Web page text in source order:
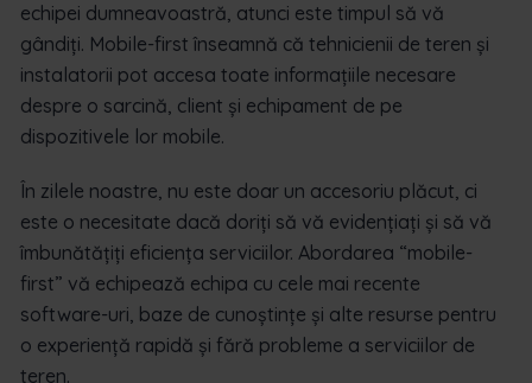
echipei dumneavoastră, atunci este timpul să vă
gândiți. Mobile-first înseamnă că tehnicienii de teren și
instalatorii pot accesa toate informațiile necesare
despre o sarcină, client și echipament de pe
dispozitivele lor mobile.
În zilele noastre, nu este doar un accesoriu plăcut, ci
este o necesitate dacă doriți să vă evidențiați și să vă
îmbunătățiți eficiența serviciilor. Abordarea “mobile-
first” vă echipează echipa cu cele mai recente
software-uri, baze de cunoștințe și alte resurse pentru
o experiență rapidă și fără probleme a serviciilor de
teren.